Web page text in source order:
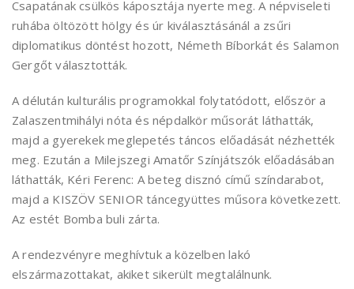
Csapatának csülkös káposztája nyerte meg. A népviseleti
ruhába öltözött hölgy és úr kiválasztásánál a zsűri
diplomatikus döntést hozott, Németh Bíborkát és Salamon
Gergőt választották.
A délután kulturális programokkal folytatódott, először a
Zalaszentmihályi nóta és népdalkör műsorát láthatták,
majd a gyerekek meglepetés táncos előadását nézhették
meg. Ezután a Milejszegi Amatőr Színjátszók előadásában
láthatták, Kéri Ferenc: A beteg disznó című színdarabot,
majd a KISZÖV SENIOR táncegyüttes műsora következett.
Az estét Bomba buli zárta.
A rendezvényre meghívtuk a közelben lakó
elszármazottakat, akiket sikerült megtalálnunk.